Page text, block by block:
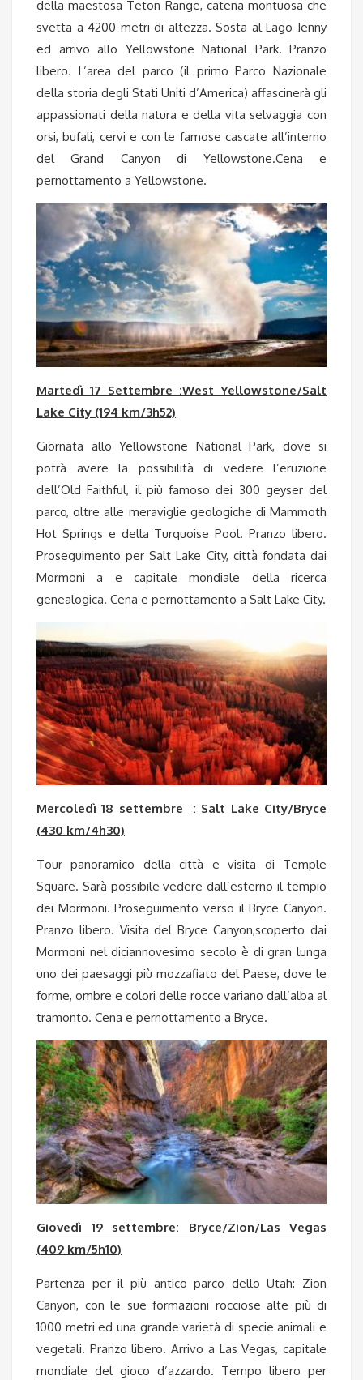
della maestosa Teton Range, catena montuosa che
svetta a 4200 metri di altezza. Sosta al Lago Jenny
ed arrivo allo Yellowstone National Park. Pranzo
libero. L’area del parco (il primo Parco Nazionale
della storia degli Stati Uniti d’America) affascinerà gli
appassionati della natura e della vita selvaggia con
orsi, bufali, cervi e con le famose cascate all’interno
del Grand Canyon di Yellowstone.Cena e
pernottamento a Yellowstone.
Martedì 17 Settembre :West Yellowstone/Salt
Lake City (194 km/3h52)
Giornata allo Yellowstone National Park, dove si
potrà avere la possibilità di vedere l’eruzione
dell’Old Faithful, il più famoso dei 300 geyser del
parco, oltre alle meraviglie geologiche di Mammoth
Hot Springs e della Turquoise Pool. Pranzo libero.
Proseguimento per Salt Lake City, città fondata dai
Mormoni a e capitale mondiale della ricerca
genealogica. Cena e pernottamento a Salt Lake City.
Mercoledì 18 settembre : Salt Lake City/Bryce
(430 km/4h30)
Tour panoramico della città e visita di Temple
Square. Sarà possibile vedere dall’esterno il tempio
dei Mormoni. Proseguimento verso il Bryce Canyon.
Pranzo libero. Visita del Bryce Canyon,scoperto dai
Mormoni nel diciannovesimo secolo è di gran lunga
uno dei paesaggi più mozzafiato del Paese, dove le
forme, ombre e colori delle rocce variano dall’alba al
tramonto. Cena e pernottamento a Bryce.
Giovedì 19 settembre: Bryce/Zion/Las Vegas
(409 km/5h10)
Partenza per il più antico parco dello Utah: Zion
Canyon, con le sue formazioni rocciose alte più di
1000 metri ed una grande varietà di specie animali e
vegetali. Pranzo libero. Arrivo a Las Vegas, capitale
mondiale del gioco d’azzardo. Tempo libero per